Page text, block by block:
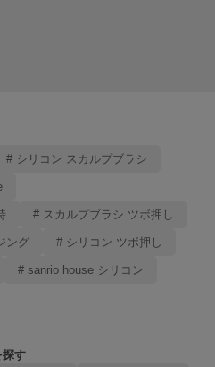
# シリコン スカルプブラシ
# スカルプブラシ ツボ押し
ング # シリコン ツボ押し
# sanrio house シリコン
探す